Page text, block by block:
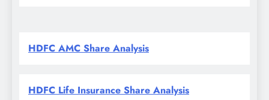
HDFC AMC Share Analysis
HDFC Life Insurance Share Analysis